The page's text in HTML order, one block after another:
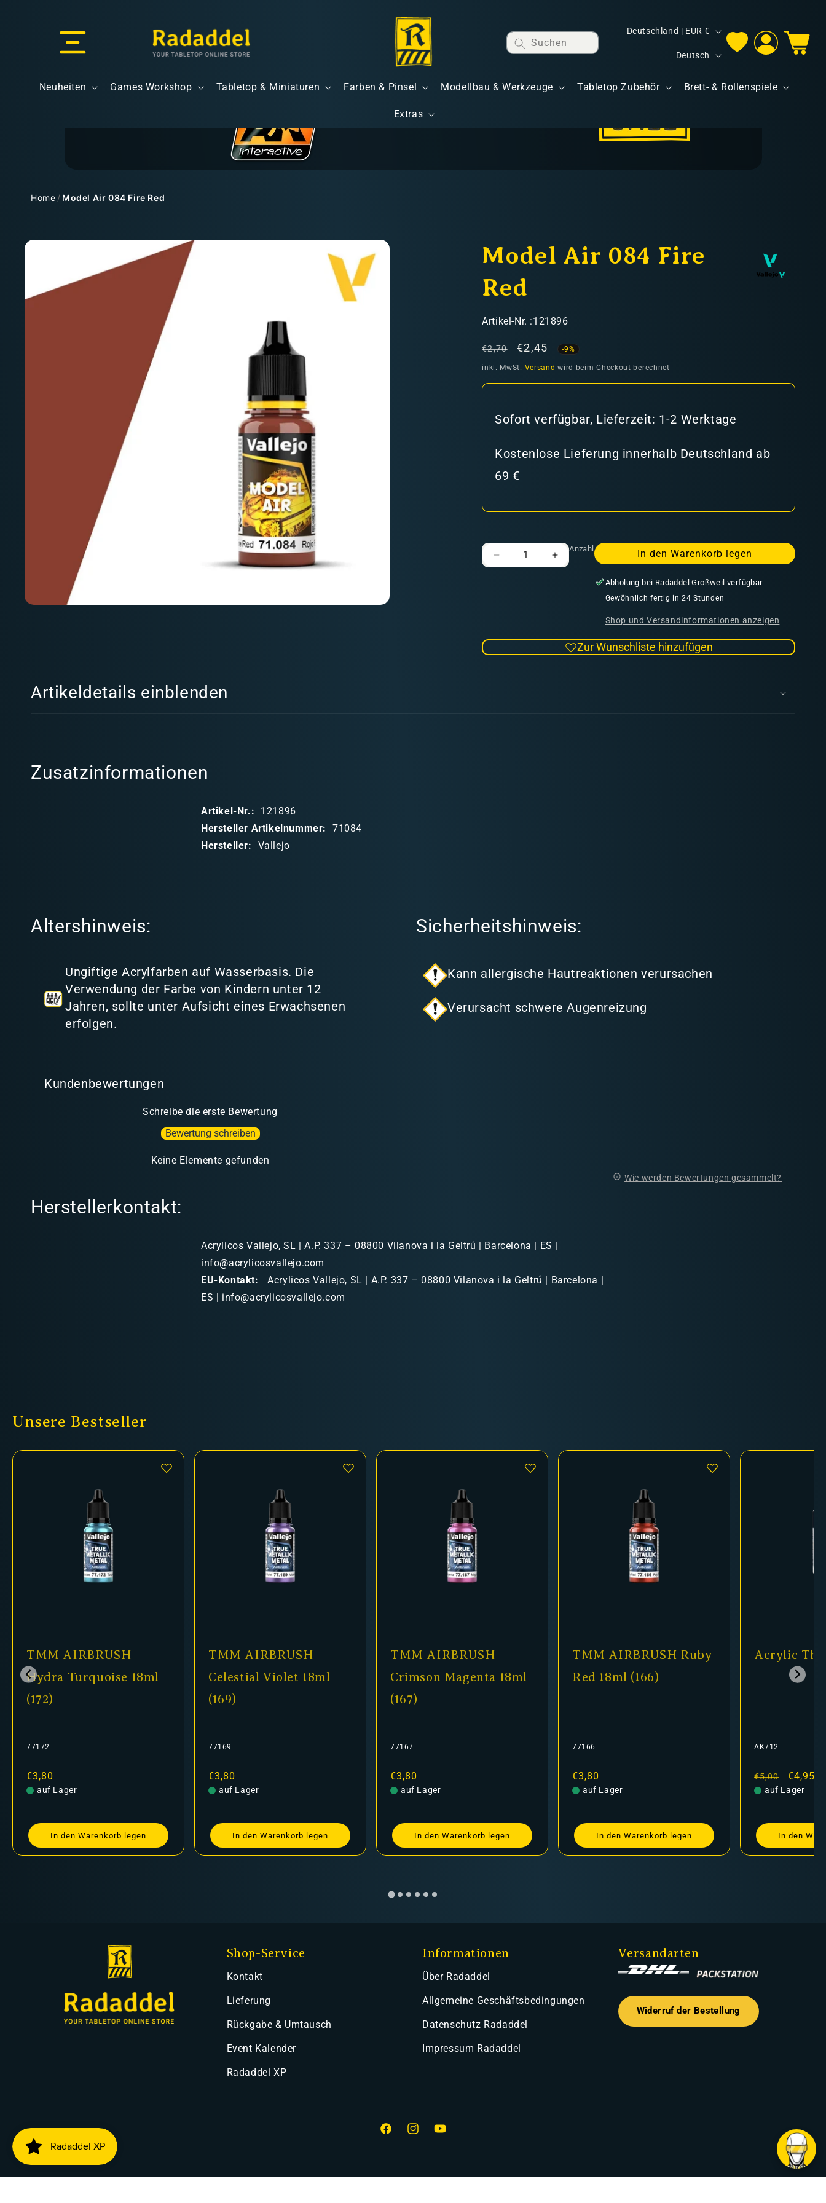
Neuheiten Games Workshop Tabletop & Miniaturen Farben & Pinsel Modellbau & Werkzeuge Tabletop Zubehör Brett- & Rollenspiele
Extras
Suchen
L
d
e
Deutschland | EUR €
r
c
Deutsch
EinloggenWarenkorb
Home / Model Air 084 Fire Red
Zu
Model Air 084 Fire
Red
SKU:
Artikel-Nr. :121896
Normaler
Preis
€2,70 Verkaufspreis
€2,45 -9%
inkl. MwSt. Versand wird beim Checkout berechnet
Sofort verfügbar, Lieferzeit: 1-2 Werktage
Kostenlose Lieferung innerhalb Deutschland ab
69 €
In den Warenkorb legen
Abholung bei Radaddel Großweil verfügbar
Gewöhnlich fertig in 24 Stunden
Shop und Versandinformationen anzeigen
Anzahl
Verringere
084
Erhöhe
084
Fire Zur Wunschliste hinzufügen
i
a
I
Artikeldetails einblenden
Zusatzinformationen
Artikel-Nr.:
121896
Hersteller Artikelnummer:
71084
Hersteller:
Vallejo
Altershinweis: Sicherheitshinweis:
Ungiftige Acrylfarben auf Wasserbasis. Die
Verwendung der Farbe von Kindern unter 12
Jahren, sollte unter Aufsicht eines Erwachsenen
erfolgen.
Kann allergische Hautreaktionen verursachen
Verursacht schwere Augenreizung
Kundenbewertungen
Schreibe die erste Bewertung
Bewertung schreiben
Keine Elemente gefunden
Wie werden Bewertungen gesammelt?
Herstellerkontakt:
Acrylicos Vallejo, SL | A.P. 337 – 08800 Vilanova i la Geltrú | Barcelona | ES |
info@acrylicosvallejo.com
EU-Kontakt:
Acrylicos Vallejo, SL | A.P. 337 – 08800 Vilanova i la Geltrú | Barcelona |
ES | info@acrylicosvallejo.com
Unsere Bestseller
TMM AIRBRUSH
Hydra Turquoise 18ml
(172)
77172
Normaler
Preis
€3,80
auf Lager
In den Warenkorb legen
TMM AIRBRUSH
Celestial Violet 18ml
(169)
77169
Normaler
Preis
€3,80
auf Lager
In den Warenkorb legen
TMM AIRBRUSH
Crimson Magenta 18ml
(167)
77167
Normaler
Preis
€3,80
auf Lager
In den Warenkorb legen
TMM AIRBRUSH Ruby
Red 18ml (166)
77166
Normaler
Preis
€3,80
auf Lager
In den Warenkorb legen
Acrylic
AK712
Normaler
Preis
€5,00 €4,95
auf Lager
In den
Shop-Service
Kontakt
Lieferung
Rückgabe & Umtausch
Event Kalender
Radaddel XP
Informationen
Über Radaddel
Allgemeine Geschäftsbedingungen
Datenschutz Radaddel
Impressum Radaddel
Versandarten
Widerruf der Bestellung
FacebookInstagramYouTube
Kostenloser Versand
Deutschland: ab
69 €
Österreich & EU: ab
350 €
Nicht-EU: kein kostenloser Versand
Lieferungen in Nicht-EU-Länder (z. B. Schweiz)
nicht im Kaufpreis oder in den Versandkosten